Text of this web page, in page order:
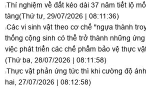
Thí nghiệm về đất kéo dài 37 năm tiết lộ
tàng(Thứ tư, 29/07/2026 | 08:11:36)
Các vi sinh vật theo cơ chế "ngựa thành
thống cộng sinh có thể trở thành những
việc phát triển các chế phẩm bảo vệ thực
(Thứ ba, 28/07/2026 | 08:11:58)
Thực vật phản ứng tức thì khi cường độ
hai, 27/07/2026 | 08:12:58)